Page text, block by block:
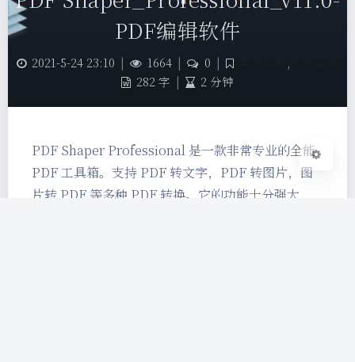
Sans Serif Serif
关闭 日落
PDF编辑软件
2021-5-24 23:10 | 1664 | 0 |
282 字 | 2 分钟
PDF Shaper Professional 是一款非常专业的全能
PDF 工具箱。支持 PDF 转文字，PDF 转图片，图
片转 PDF 等多种 PDF 转换。它的功能十分强大，